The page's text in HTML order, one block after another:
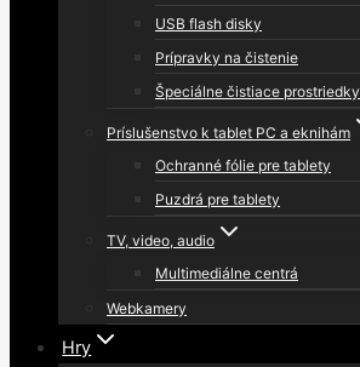
USB flash disky
Prípravky na čistenie
Špeciálne čistiace prostriedky
Príslušenstvo k tablet PC a eknihám
Ochranné fólie pre tablety
Puzdrá pre tablety
TV, video, audio
Multimediálne centrá
Webkamery
Hry